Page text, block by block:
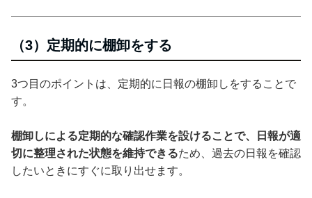
（3）定期的に棚卸をする
3つ目のポイントは、定期的に日報の棚卸しをすることで
す。
棚卸しによる定期的な確認作業を設けることで、日報が適
切に整理された状態を維持できるため、過去の日報を確認
したいときにすぐに取り出せます。